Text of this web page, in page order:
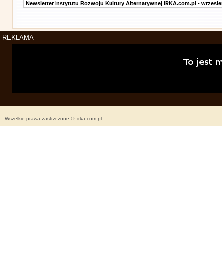
Newsletter Instytutu Rozwoju Kultury Alternatywnej IRKA.com.pl -
REKLAMA
Wszelkie prawa zastrzeżone ©, irka.com.pl